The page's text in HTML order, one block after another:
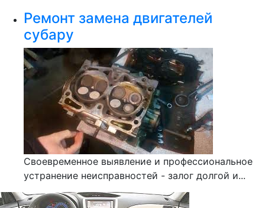
Ремонт замена двигателей
субару
Своевременное выявление и профессиональное
устранение неисправностей - залог долгой и...